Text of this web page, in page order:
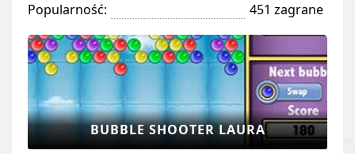
Popularność:
451 zagrane
BUBBLE SHOOTER LAURA